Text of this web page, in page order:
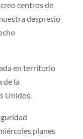
centros de
desprecio
en territorio
de la
Unidos.
planes